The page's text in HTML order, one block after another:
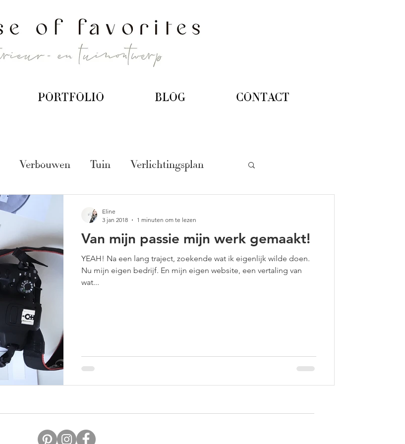
PORTFOLIO BLOG CONTACT
Verbouwen Tuin Verlichtingsplan
Van mijn passie mijn werk gemaakt!
YEAH! Na een lang traject, zoekende wat ik eigenlijk wilde doen.
Nu mijn eigen bedrijf. En mijn eigen website, een vertaling van
wat...
Eline
3 jan 2018
1 minuten om te lezen